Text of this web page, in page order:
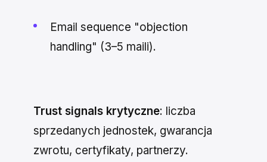
Email sequence "objection
handling" (3–5 maili).
Trust signals krytyczne: liczba
sprzedanych jednostek, gwarancja
zwrotu, certyfikaty, partnerzy.